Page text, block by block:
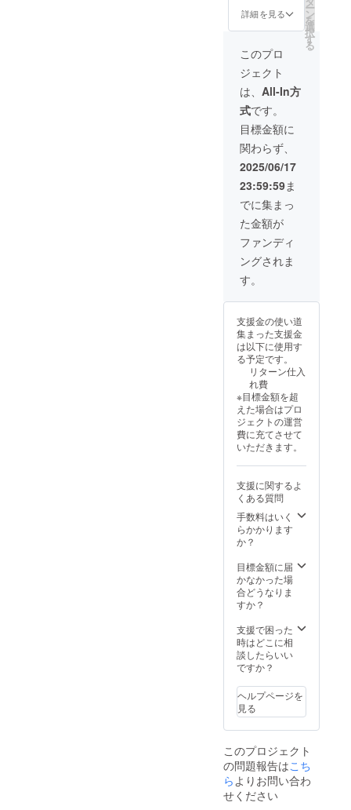
射日光
を避
温で保
存して
くださ
い。​ ※
及び添
加物等
の食品
表示は
お届け
商品の
ラベル
に表記
されま
す。​ 商
品開封
前には
必ずお
ンに貼
付され
たラベ
ルや注
意書き
をご確
認くだ
さい。​
・新潟
県産コ
シヒカ
リ 2合
×1袋
内容】
（ブ
ラッ
ク）×4
本 ・オ
リジナ
ルレシ
ピ 1枚
におす
すめの
学生オ
リジナ
ルレシ
ピが付
いてき
ます！​
さら
に、先
着３０
名様限
定で新
潟県産
コシヒ
カリ
（２
合）を
お届
け！​
【リ
・ス
（シル
バー）
×2本 ・
オリジ
ナルレ
枚 ・新
潟県産
コシヒ
カリ 2
合×1袋
【精
００g
令和６
年度
槇田米​
名称：
（新潟
県産 コ
シヒカ
リ）​ 内
３００
g（２
合）​ 保
存方
射日光
を避
け、常
温で保
くださ
い。​ ※
原材料
及び添
加物等
詳細を見る ー
ン
を
選
択
す
る
このプロ
ジェクト
は、 All-In方
式です。
目標金額に
関わらず、
2025/06/17
23:59:59ま
でに集まっ
た金額が
ファンディ
ングされま
す。
支援金の使い道
集まった支援金
は以下に使用す
る予定です。
リターン仕入
れ費
※目標金額を超
えた場合はプロ
ジェクトの運営
費に充てさせて
いただきます。
支援に関するよ
くある質問
手数料はいく
らかかります
か？
目標金額に届
かなかった場
合どうなりま
すか？
支援で困った
時はどこに相
談したらいい
ですか？
ヘルプページを
見る
このプロジェクト
の問題報告はこち
ら よりお問い合わ
せください